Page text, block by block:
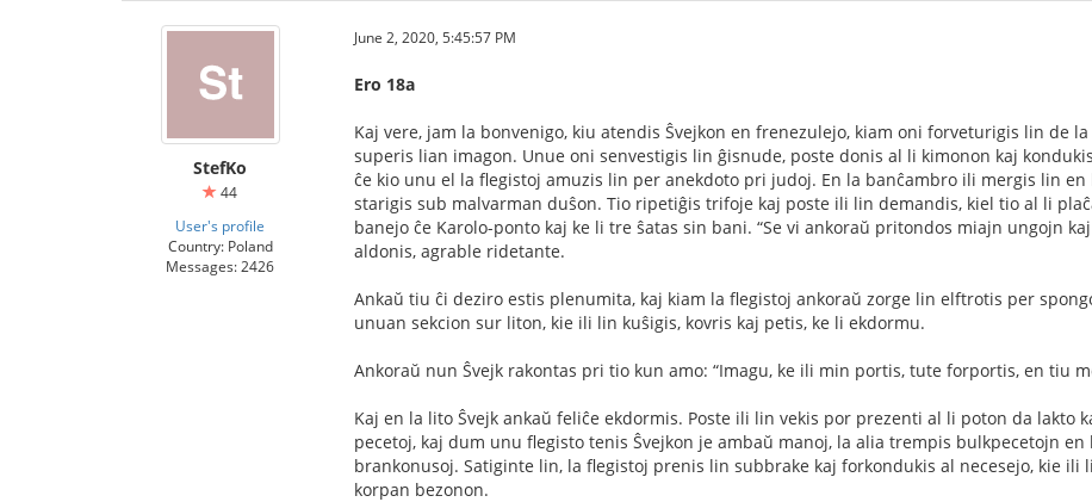
StefKo
44
User's profile
Country: Poland
Messages: 2426
June 2, 2020, 5:45:57 PM
Ero 18a
Kaj vere, jam la bonvenigo, kiu atendis Ŝvejkon en frenezulejo, kiam oni forveturigis lin de
superis lian imagon. Unue oni senvestigis lin ĝisnude, poste donis al li kimonon kaj
ĉe kio unu el la ﬂegistoj amuzis lin per anekdoto pri judoj. En la banĉambro ili mergis lin
starigis sub malvarman duŝon. Tio ripetiĝis trifoje kaj poste ili lin demandis, kiel tio al li
banejo ĉe Karolo-ponto kaj ke li tre ŝatas sin bani. “Se vi ankoraŭ pritondos miajn ungojn
aldonis, agrable ridetante.
Ankaŭ tiu ĉi deziro estis plenumita, kaj kiam la ﬂegistoj ankoraŭ zorge lin elftrotis per
unuan sekcion sur liton, kie ili lin kuŝigis, kovris kaj petis, ke li ekdormu.
Ankoraŭ nun Ŝvejk rakontas pri tio kun amo: “Imagu, ke ili min portis, tute forportis, en tiu
Kaj en la lito Ŝvejk ankaŭ feliĉe ekdormis. Poste ili lin vekis por prezenti al li poton da lakto
pecetoj, kaj dum unu ﬂegisto tenis Ŝvejkon je ambaŭ manoj, la alia trempis bulkpecetojn
brankonusoj. Satiginte lin, la ﬂegistoj prenis lin subbrake kaj forkondukis al necesejo, kie
korpan bezonon.